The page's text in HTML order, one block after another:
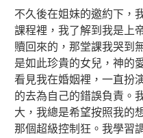
不久後在姐妹的邀約下，
課程裡，我了解到我是上
贖回來的，那堂課我哭到
是如此珍貴的女兒，神的
看見我在婚姻裡，一直扮
的去為自己的錯誤負責。
大，我總是希望按照我的
那個超級控制狂。我學習